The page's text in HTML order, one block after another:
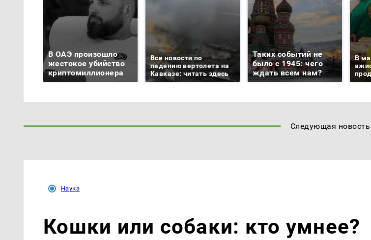
В ОАЭ произошло
жестокое убийство
криптомиллионера
Все новости по
падению вертолета на
Кавказе: читать здесь
Таких событий не
было с 1945: чего
ждать всем нам?
В
Следующая новость
Наука
Кошки или собаки: кто умнее?